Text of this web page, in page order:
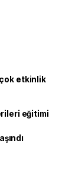
etkinlik
eğitimi